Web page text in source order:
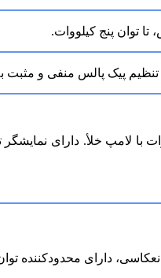
با توان‌های مختلف تا 15 کیلووات با نیمه‌هادی و
دارای